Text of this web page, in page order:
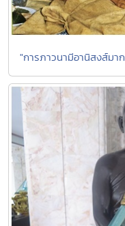
"การภาวนามีอานิสงส์ม